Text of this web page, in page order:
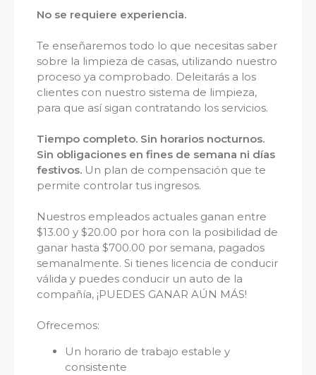
No se requiere experiencia.
Te enseñaremos todo lo que necesitas saber
sobre la limpieza de casas, utilizando nuestro
proceso ya comprobado. Deleitarás a los
clientes con nuestro sistema de limpieza,
para que así sigan contratando los servicios.
Tiempo completo. Sin horarios nocturnos.
Sin obligaciones en fines de semana ni días
festivos. Un plan de compensación que te
permite controlar tus ingresos.
Nuestros empleados actuales ganan entre
$13.00 y $20.00 por hora con la posibilidad de
ganar hasta $700.00 por semana, pagados
semanalmente. Si tienes licencia de conducir
válida y puedes conducir un auto de la
compañía, ¡PUEDES GANAR AÚN MÁS!
Ofrecemos:
Un horario de trabajo estable y
consistente